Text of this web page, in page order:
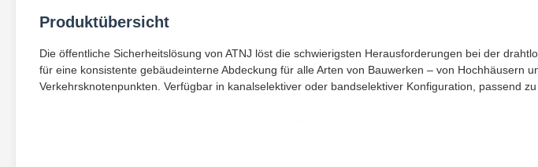
Produktübersicht
Die öffentliche Sicherheitslösung von ATNJ löst die schwierigsten Herausforderungen bei der
für eine konsistente gebäudeinterne Abdeckung für alle Arten von Bauwerken – von Hochhäusern
Verkehrsknotenpunkten. Verfügbar in kanalselektiver oder bandselektiver Konfiguration, passend